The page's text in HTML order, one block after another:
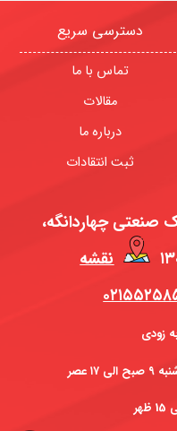
دسترسی سریع
تماس با ما
مقالات
درباره ما
ثبت انتقادات
چهاردانگه،
نقشه
زودی
عصر